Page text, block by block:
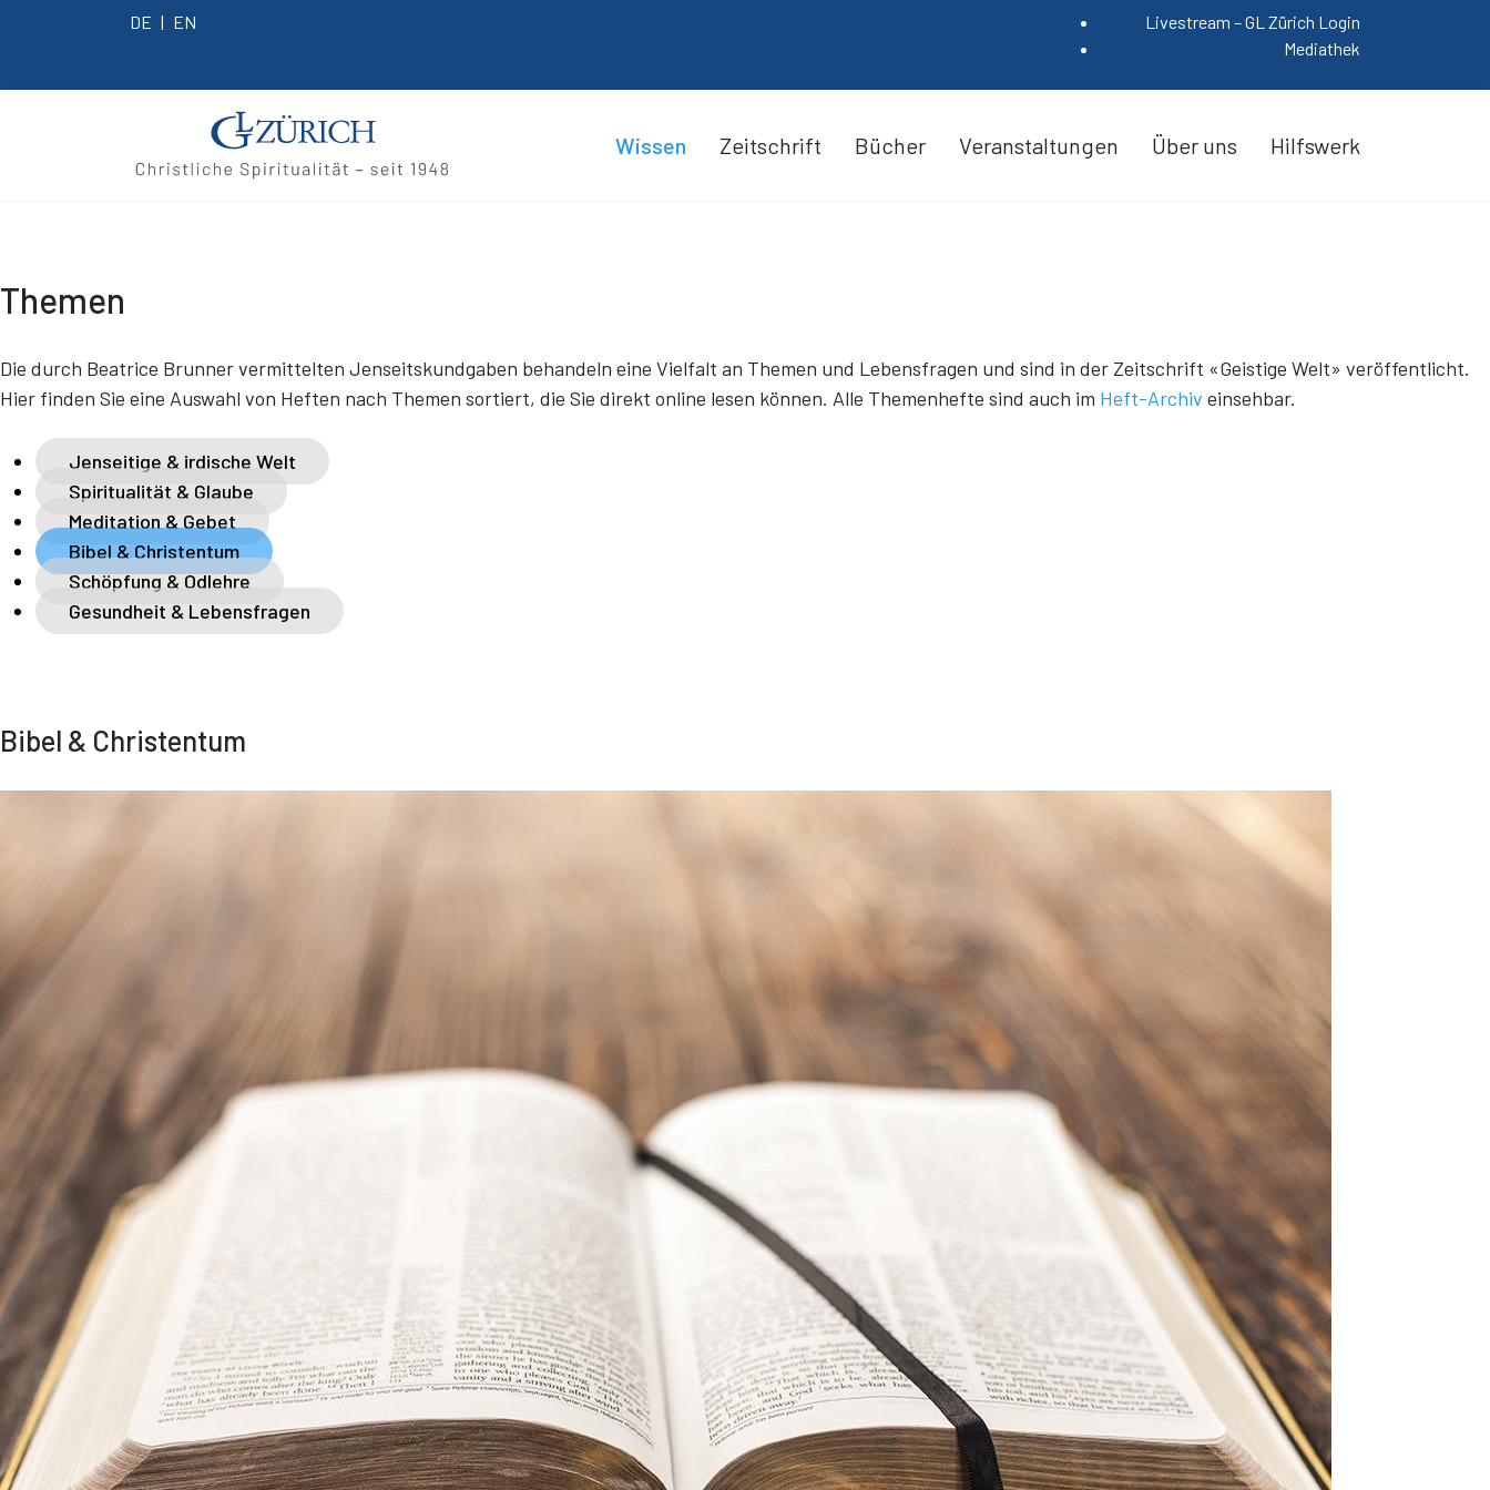
DE EN
Livestream – GL Zürich Login
Mediathek
Wissen Zeitschrift Bücher Veranstaltungen Über uns Hilfswerk
Themen
Die durch Beatrice Brunner vermittelten Jenseitskundgaben behandeln eine Vielfalt an Themen und Lebensfragen und sind in der Zeitschrift «Geistige Welt» veröffentlicht.
Hier finden Sie eine Auswahl von Heften nach Themen sortiert, die Sie direkt online lesen können. Alle Themenhefte sind auch im Heft-Archiv einsehbar.
Jenseitige & irdische Welt
Spiritualität & Glaube
Meditation & Gebet
Bibel & Christentum
Schöpfung & Odlehre
Gesundheit & Lebensfragen
Bibel & Christentum